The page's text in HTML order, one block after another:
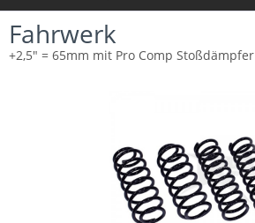
Fahrwerk
+2,5" = 65mm mit Pro Comp Stoßdämpfer